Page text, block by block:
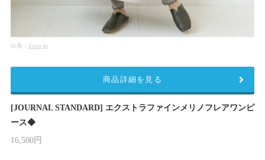
出典： zozo.jp
[JOURNAL STANDARD] エクストラファインメリノフレアワンピ
ース◆
16,500円
商品詳細を見る